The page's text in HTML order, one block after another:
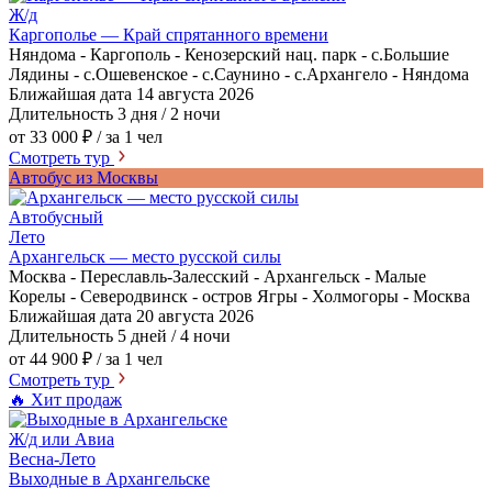
Ж/д
Каргополье — Край спрятанного времени
Няндома - Каргополь - Кенозерский нац. парк - с.Большие
Лядины - с.Ошевенское - с.Саунино - с.Архангело - Няндома
Ближайшая дата 14 августа 2026
Длительность 3 дня / 2 ночи
от 33 000 ₽ / за 1 чел
Смотреть тур
Автобус из Москвы
Автобусный
Лето
Архангельск — место русской силы
Москва - Переславль-Залесский - Архангельск - Малые
Корелы - Северодвинск - остров Ягры - Холмогоры - Москва
Ближайшая дата 20 августа 2026
Длительность 5 дней / 4 ночи
от 44 900 ₽ / за 1 чел
Смотреть тур
🔥 Хит продаж
Ж/д или Авиа
Весна-Лето
Выходные в Архангельске